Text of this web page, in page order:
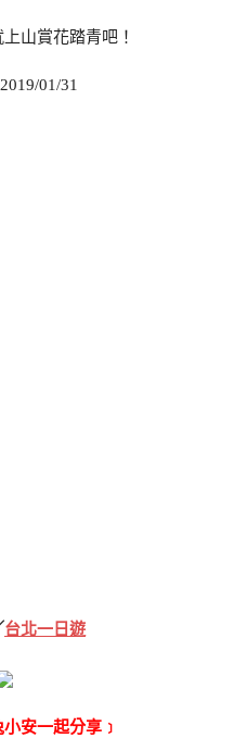
山賞花踏青吧！
01/31
台北一日遊
安一起分享﹞